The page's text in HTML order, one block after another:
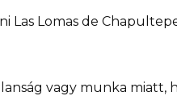
Las Lomas de
vagy munka miatt,